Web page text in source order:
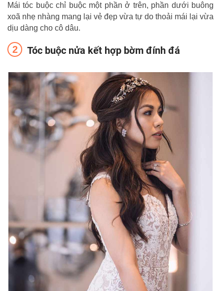
Mái tóc buộc chỉ buộc một phần ở trên, phần dưới buông
xoã nhẹ nhàng mang lại vẻ đẹp vừa tự do thoải mái lại vừa
dịu dàng cho cô dâu.
Tóc buộc nửa kết hợp bờm đính đá